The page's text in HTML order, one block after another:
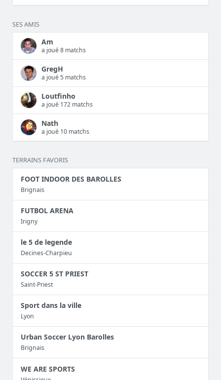
SES AMIS
Am
a joué 8 matchs
GregH
a joué 5 matchs
Loutfinho
a joué 172 matchs
Nath
a joué 10 matchs
TERRAINS FAVORIS
FOOT INDOOR DES BAROLLES
Brignais
FUTBOL ARENA
Irigny
le 5 de legende
Decines-Charpieu
SOCCER 5 ST PRIEST
Saint-Priest
Sport dans la ville
Lyon
Urban Soccer Lyon Barolles
Brignais
WE ARE SPORTS